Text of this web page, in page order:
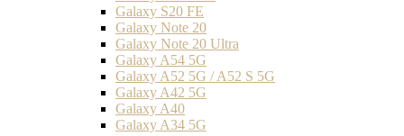
Galaxy S20 FE
Galaxy Note 20
Galaxy Note 20 Ultra
Galaxy A54 5G
Galaxy A52 5G / A52 S 5G
Galaxy A42 5G
Galaxy A40
Galaxy A34 5G